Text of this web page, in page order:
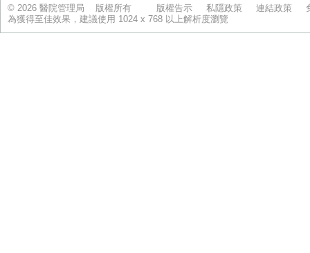
© 2026 醫院管理局 版權所有 版權告示 私隱政策 連結政策
為獲得至佳效果，建議使用 1024 x 768 以上解析度瀏覽